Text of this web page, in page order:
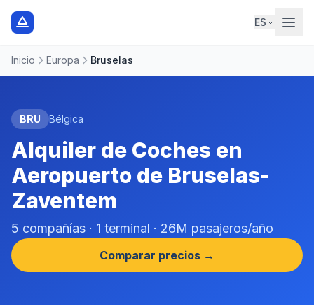
ES
Inicio Europa Bruselas
BRU Bélgica
Alquiler de Coches en
Aeropuerto de Bruselas-
Zaventem
5 compañías · 1 terminal · 26M pasajeros/año
Comparar precios →